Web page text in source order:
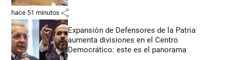
hace 51 minutos share
Expansión de Defensores de la Patria
aumenta divisiones en el Centro
Democrático: este es el panorama